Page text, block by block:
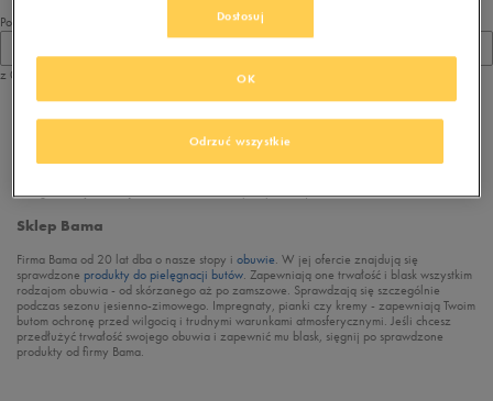
Pokaż
z 0
z1
Sklep Bama
Firma Bama od 20 lat dba o nasze stopy i obuwie. W jej ofercie znajdują się
sprawdzone produkty do pielęgnacji butów. Zapewniają one trwałość i blask wszystkim
rodzajom obuwia - od skórzanego aż po zamszowe. Sprawdzają się szczególnie
podczas sezonu jesienno-zimowego. Impregnaty, pianki czy kremy - zapewniają Twoim
butom ochronę przed wilgocią i trudnymi warunkami atmosferycznymi. Jeśli chcesz
przedłużyć trwałość swojego obuwia i zapewnić mu blask, sięgnij po sprawdzone
produkty od firmy Bama.
Dostosuj
Odrzuć wszystkie
OK